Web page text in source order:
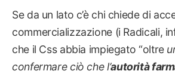
Se da un lato c’è chi chiede di
commercializzazione (i Radicali,
che il Css abbia impiegato “oltre
confermare ciò che l’autorità